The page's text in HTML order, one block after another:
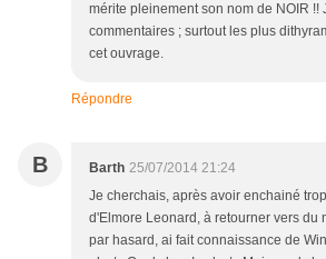
mérite pleinement son nom de NOIR !!
commentaires ; surtout les plus
cet ouvrage.
Répondre
B Barth 25/07/2014 21:24
Je cherchais, après avoir enchainé
d'Elmore Leonard, à retourner vers du
par hasard, ai fait connaissance de